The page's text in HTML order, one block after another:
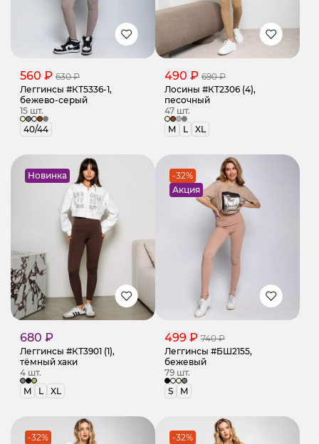
560 ₽ 630 ₽
Леггинсы #КТ5336-1,
бежево-серый
15 шт.
40/44
490 ₽ 690 ₽
Лосины #КТ2306 (4),
песочный
47 шт.
M
L XL
Новинка
680 ₽
Леггинсы #КТ3901 (1),
тёмный хаки
4 шт.
M
L XL
-32%
Акция
499 ₽ 740 ₽
Леггинсы #БШ2155,
бежевый
79 шт.
S
M
-32% -32%